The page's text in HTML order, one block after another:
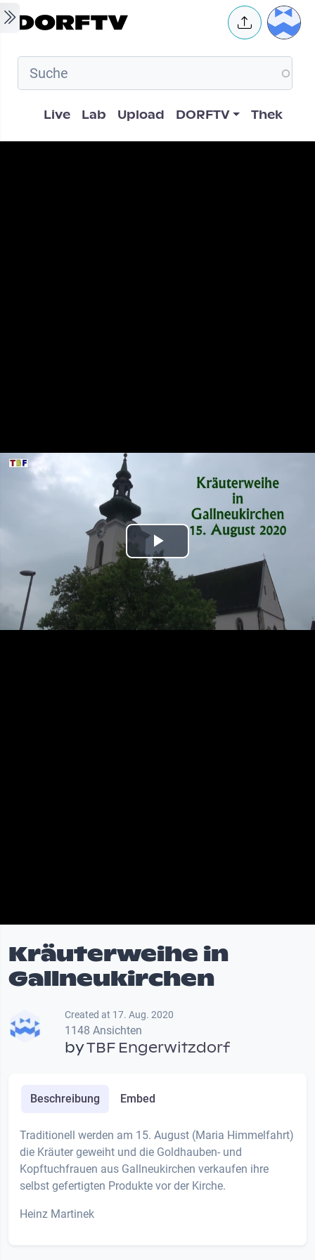
Skip to main content User
Hauptnavigation
Live Lab Upload DORFTV Thek
Play
Video
Kräuterweihe in
Gallneukirchen
Created at 17. Aug. 2020
1148 Ansichten
byTBF Engerwitzdorf
Beschreibung Embed
Traditionell werden am 15. August (Maria Himmelfahrt)
die Kräuter geweiht und die Goldhauben- und
Kopftuchfrauen aus Gallneukirchen verkaufen ihre
selbst gefertigten Produkte vor der Kirche.
Heinz Martinek